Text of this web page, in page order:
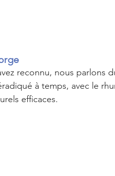
reconnu, nous parlons
à temps, avec le
efficaces.